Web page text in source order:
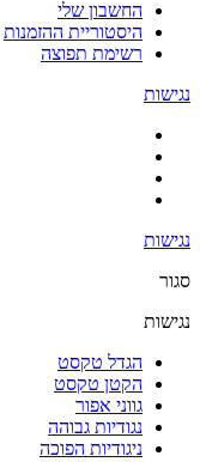
החשבון שלי
היסטוריית ההזמנות
רשימת תפוצה
נגישות
נגישות
סגור
נגישות
הגדל טקסט
הקטן טקסט
גווני אפור
נגודיות גבוהה
ניגודיות הפוכה